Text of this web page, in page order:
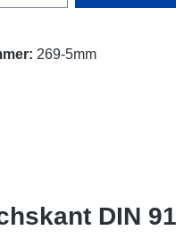
269-5mm
DIN